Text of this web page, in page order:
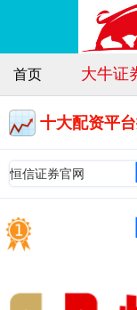
首页 大牛证
十大配资平
恒信证券官网